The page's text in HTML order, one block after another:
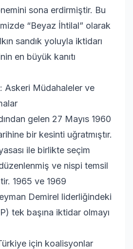
sona erdirmiştir. Bu
“Beyaz İhtilal” olarak
sandık yoluyla iktidarı
en büyük kanıtı
Askeri Müdahaleler ve
gelen 27 Mayıs 1960
bir kesinti uğratmıştır.
ile birlikte seçim
ve nispi temsil
1965 ve 1969
Demirel liderliğindeki
tek başına iktidar olmayı
için koalisyonlar